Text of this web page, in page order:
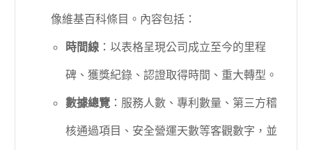
像維基百科條目。內容包括：
時間線：以表格呈現公司成立至今的里程
碑、獲獎紀錄、認證取得時間、重大轉型。
數據總覽：服務人數、專利數量、第三方稽
核通過項目、安全營運天數等客觀數字，並